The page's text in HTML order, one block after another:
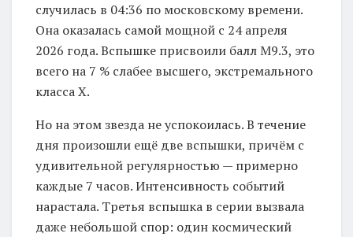
случилась в 04:36 по московскому времени.
Она оказалась самой мощной с 24 апреля
2026 года. Вспышке присвоили балл M9.3, это
всего на 7 % слабее высшего, экстремального
класса X.
Но на этом звезда не успокоилась. В течение
дня произошли ещё две вспышки, причём с
удивительной регулярностью — примерно
каждые 7 часов. Интенсивность событий
нарастала. Третья вспышка в серии вызвала
даже небольшой спор: один космический